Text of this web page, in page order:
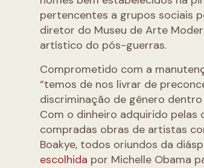
pertencentes a grupos sociais
diretor do Museu de Arte
artístico do pós-guerras.
Comprometido com a
“temos de nos livrar de
discriminação de gênero
Com o dinheiro adquirido pelas
compradas obras de artistas
Boakye, todos oriundos da
escolhida por Michelle Obama